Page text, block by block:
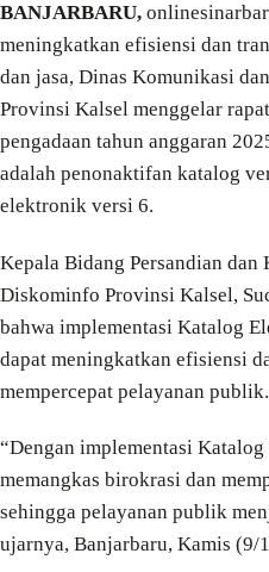
BANJARBARU,
meningkatkan efisiensi dan
dan jasa, Dinas Komunikasi
Provinsi Kalsel menggelar
pengadaan tahun anggaran
adalah penonaktifan katalog
elektronik versi 6.
Kepala Bidang Persandian dan
Diskominfo Provinsi Kalsel,
bahwa implementasi Katalog
dapat meningkatkan efisiensi
mempercepat pelayanan publik.
“Dengan implementasi
memangkas birokrasi dan
sehingga pelayanan publik
ujarnya, Banjarbaru, Kamis (9/